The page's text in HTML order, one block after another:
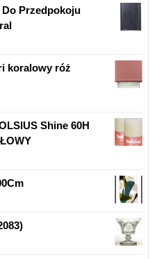
Przedpokoju
koralowy róż
Shine 60H